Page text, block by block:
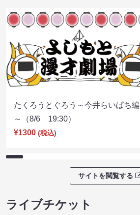
たくろうとぐろう～今井らいぱち編
～（8/6 19:30）
¥1300 (税込)
サイトを閲覧する
ライブチケット